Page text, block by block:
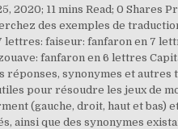
11 mins Read; 0 Shares
des exemples de
faiseur: fanfaron en 7
fanfaron en 6 lettres
synonymes et
pour résoudre les jeux de
(gauche, droit, haut et bas)
ainsi que des synonymes